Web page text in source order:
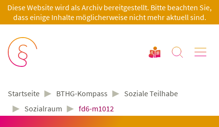
Diese Website wird als Archiv bereitgestellt. Bitte beachten Sie,
dass einige Inhalte möglicherweise nicht mehr aktuell sind.
Startseite ► BTHG-Kompass ► Soziale Teilhabe
► Sozialraum ► fd6-m1012